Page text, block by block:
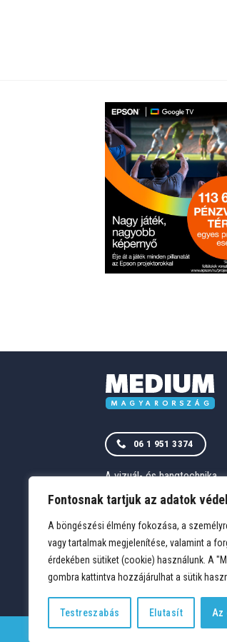
Fontosnak tartjuk az adatok
A böngészési élmény fokozása, a
vagy tartalmak megjelenítése, valamint a
érdekében sütiket (cookie) használunk. A
gombra kattintva hozzájárulhat a sütik
Testreszabás Elutasít Az
06 1 951 3374
A vizuál- és hangtechnika
magyarországi szakértője.
TERMÉKEK KÍVÁNSÁGLISTA